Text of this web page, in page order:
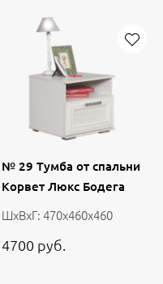
№ 29 Тумба от спальни
Корвет Люкс Бодега
ШхВхГ: 470х460х460
4700 руб.